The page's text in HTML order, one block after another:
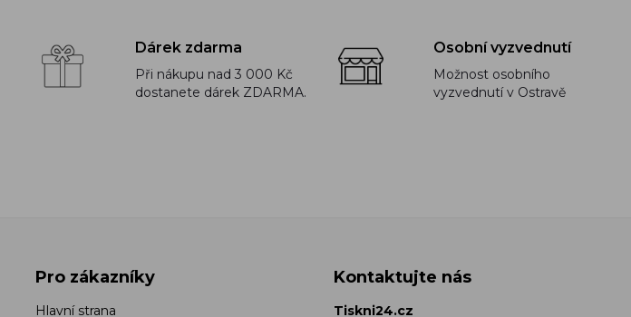
Dárek zdarma
Při nákupu nad 3 000 Kč
dostanete dárek ZDARMA.
Osobní vyzvednutí
Možnost osobního
vyzvednutí v Ostravě
Pro zákazníky
Hlavní strana
Kontaktujte nás
Tiskni24.cz